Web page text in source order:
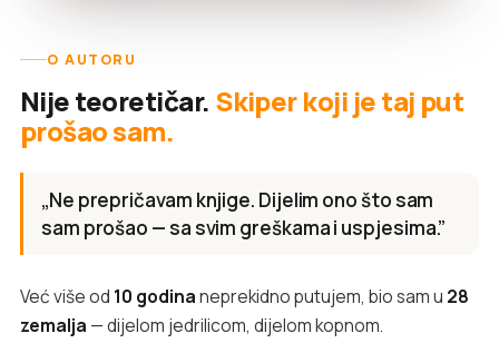
O AUTORU
Nije teoretičar. Skiper koji je taj put
prošao sam.
„Ne prepričavam knjige. Dijelim ono što sam
sam prošao — sa svim greškama i uspjesima.”
Već više od 10 godinaneprekidno putujem, bio sam u 28
zemalja — dijelom jedrilicom, dijelom kopnom.